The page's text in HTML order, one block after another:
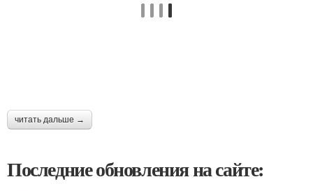
читать дальше →
Последние обновления на сайте: